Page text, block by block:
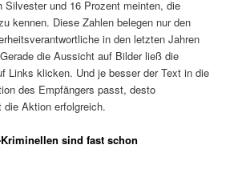
Silvester und 16 Prozent meinten, die
kennen. Diese Zahlen belegen nur den
in den letzten Jahren
die Aussicht auf Bilder ließ die
Links klicken. Und je besser der Text in die
des Empfängers passt, desto
Aktion erfolgreich.
sind fast schon